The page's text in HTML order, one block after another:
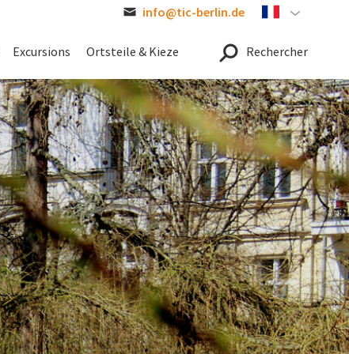
Excursions Ortsteile & Kieze Rechercher
info@tic-berlin.de French